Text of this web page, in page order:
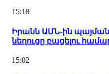
15:18
Իրանն ԱՄՆ-ին պայման
նեղուցը բացելու
15:02